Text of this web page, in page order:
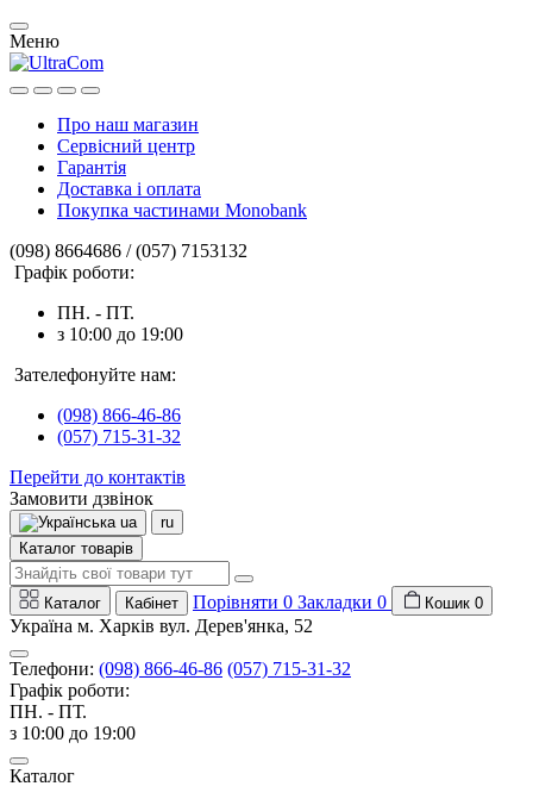
Меню
Про наш магазин
Сервісний центр
Гарантія
Доставка і оплата
Покупка частинами Monobank
(098) 8664686 / (057) 7153132
Графік роботи:
ПН. - ПТ.
з 10:00 до 19:00
Зателефонуйте нам:
(098) 866-46-86
(057) 715-31-32
Перейти до контактів
Замовити дзвінок
ua
ru
Каталог товарів
Каталог Кабінет Порівняти 0 Закладки 0 Кошик 0
Україна м. Харків вул. Дерев'янка, 52
Телефони: (098) 866-46-86 (057) 715-31-32
Графік роботи:
ПН. - ПТ.
з 10:00 до 19:00
Каталог